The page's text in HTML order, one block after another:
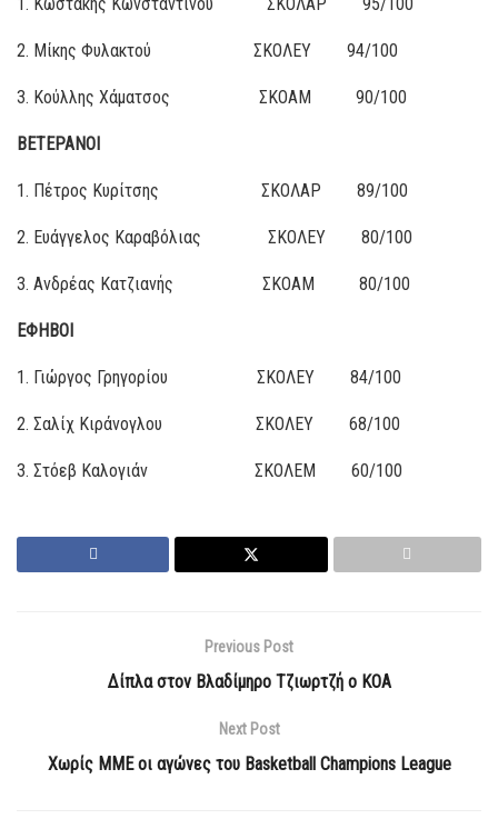
2. Μίκης Φυλακτού ΣΚΟΛΕΥ 94/100
3. Κούλλης Χάματσος ΣΚΟΑΜ 90/100
ΒΕΤΕΡΑΝΟΙ
1. Πέτρος Κυρίτσης ΣΚΟΛΑΡ 89/100
2. Ευάγγελος Καραβόλιας ΣΚΟΛΕΥ 80/100
3. Ανδρέας Κατζιανής ΣΚΟΑΜ 80/100
ΕΦΗΒΟΙ
1. Γιώργος Γρηγορίου ΣΚΟΛΕΥ 84/100
2. Σαλίχ Κιράνογλου ΣΚΟΛΕΥ 68/100
3. Στόεβ Καλογιάν ΣΚΟΛΕΜ 60/100
Previous Post
Δίπλα στον Βλαδίμηρο Τζιωρτζή ο ΚΟΑ
Next Post
Χωρίς ΜΜΕ οι αγώνες του Basketball Champions League